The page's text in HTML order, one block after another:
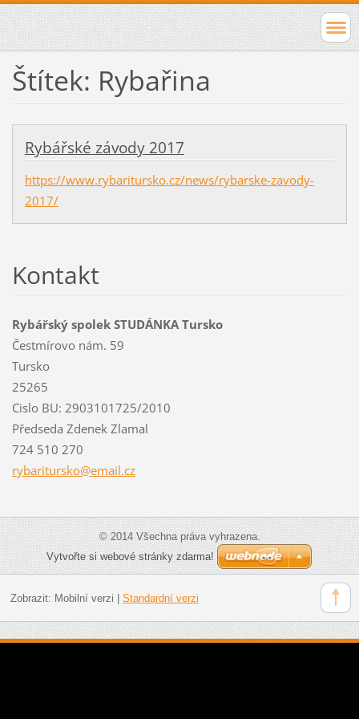
Štítek: Rybařina
Rybářské závody 2017
https://www.rybaritursko.cz/news/rybarske-zavody-
2017/
Kontakt
Rybářský spolek STUDÁNKA Tursko
Čestmírovo nám. 59
Tursko
25265
Cislo BU: 2903101725/2010
Předseda Zdenek Zlamal
724 510 270
rybaritursko@email.cz
© 2014 Všechna práva vyhrazena.
Vytvořte si webové stránky zdarma!
Zobrazit: Mobilní verzi Standardní verzi